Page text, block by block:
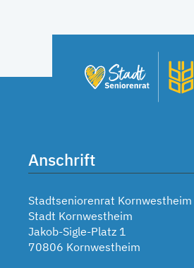
Anschrift
Stadtseniorenrat Kornwestheim
Stadt Kornwestheim
Jakob-Sigle-Platz 1
70806 Kornwestheim